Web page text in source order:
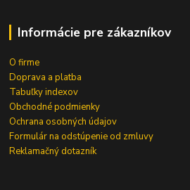
Informácie pre zákazníkov
O firme
Doprava a platba
Tabuľky indexov
Obchodné podmienky
Ochrana osobných údajov
Formulár na odstúpenie od zmluvy
Reklamačný dotazník